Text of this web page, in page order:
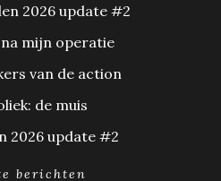
2026 update #2
mijn operatie
van de action
de muis
2026 update #2
berichten